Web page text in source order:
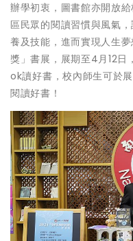
辦學初衷，圖書館亦開放
區民眾的閱讀習慣與風氣
養及技能，進而實現人生
獎」書展，展期至4月12
ok讀好書，校內師生可於
閱讀好書！